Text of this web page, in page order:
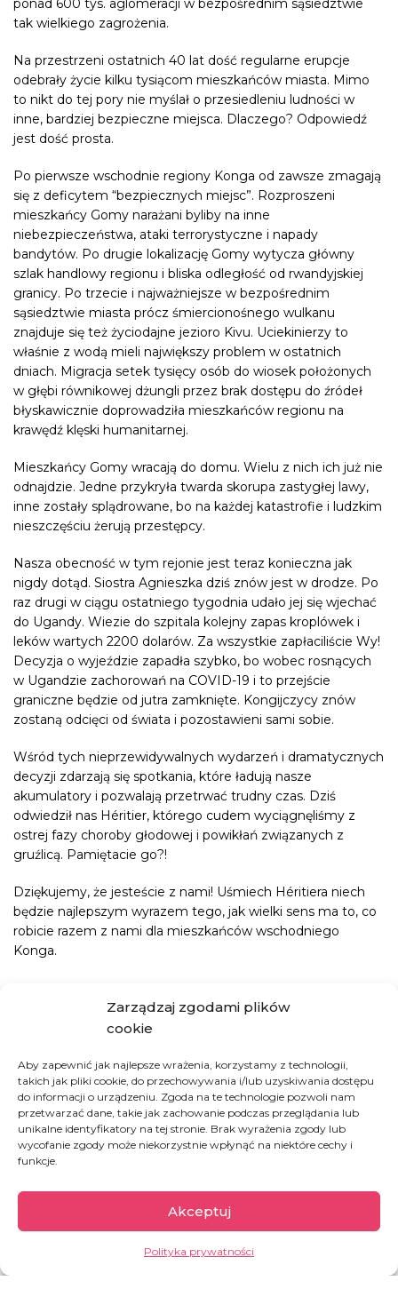
Zarządzaj zgodami plików
cookie
Aby zapewnić jak najlepsze wrażenia, korzystamy z technologii,
takich jak pliki cookie, do przechowywania i/lub uzyskiwania dostępu
do informacji o urządzeniu. Zgoda na te technologie pozwoli nam
przetwarzać dane, takie jak zachowanie podczas przeglądania lub
unikalne identyfikatory na tej stronie. Brak wyrażenia zgody lub
wycofanie zgody może niekorzystnie wpłynąć na niektóre cechy i
funkcje.
Akceptuj
Polityka prywatności
ponad 600 tys. aglomeracji w bezpośrednim sąsiedztwie
tak wielkiego zagrożenia.
Na przestrzeni ostatnich 40 lat dość regularne erupcje
odebrały życie kilku tysiącom mieszkańców miasta. Mimo
to nikt do tej pory nie myślał o przesiedleniu ludności w
inne, bardziej bezpieczne miejsca. Dlaczego? Odpowiedź
jest dość prosta.
Po pierwsze wschodnie regiony Konga od zawsze zmagają
się z deficytem “bezpiecznych miejsc”. Rozproszeni
mieszkańcy Gomy narażani byliby na inne
niebezpieczeństwa, ataki terrorystyczne i napady
bandytów. Po drugie lokalizację Gomy wytycza główny
szlak handlowy regionu i bliska odległość od rwandyjskiej
granicy. Po trzecie i najważniejsze w bezpośrednim
sąsiedztwie miasta prócz śmiercionośnego wulkanu
znajduje się też życiodajne jezioro Kivu. Uciekinierzy to
właśnie z wodą mieli największy problem w ostatnich
dniach. Migracja setek tysięcy osób do wiosek położonych
w głębi równikowej dżungli przez brak dostępu do źródeł
błyskawicznie doprowadziła mieszkańców regionu na
krawędź klęski humanitarnej.
Mieszkańcy Gomy wracają do domu. Wielu z nich ich już nie
odnajdzie. Jedne przykryła twarda skorupa zastygłej lawy,
inne zostały splądrowane, bo na każdej katastrofie i ludzkim
nieszczęściu żerują przestępcy.
Nasza obecność w tym rejonie jest teraz konieczna jak
nigdy dotąd. Siostra Agnieszka dziś znów jest w drodze. Po
raz drugi w ciągu ostatniego tygodnia udało jej się wjechać
do Ugandy. Wiezie do szpitala kolejny zapas kroplówek i
leków wartych 2200 dolarów. Za wszystkie zapłaciliście Wy!
Decyzja o wyjeździe zapadła szybko, bo wobec rosnących
w Ugandzie zachorowań na COVID-19 i to przejście
graniczne będzie od jutra zamknięte. Kongijczycy znów
zostaną odcięci od świata i pozostawieni sami sobie.
Wśród tych nieprzewidywalnych wydarzeń i dramatycznych
decyzji zdarzają się spotkania, które ładują nasze
akumulatory i pozwalają przetrwać trudny czas. Dziś
odwiedził nas Héritier, którego cudem wyciągnęliśmy z
ostrej fazy choroby głodowej i powikłań związanych z
gruźlicą. Pamiętacie go?!
Dziękujemy, że jesteście z nami! Uśmiech Héritiera niech
będzie najlepszym wyrazem tego, jak wielki sens ma to, co
robicie razem z nami dla mieszkańców wschodniego
Konga.
JAK MOŻESZ POMÓC:
ZAPEWNIJ POSIŁEK TERAPEUTYCZNY DLA
DZIECKA Z CHOROBĄ GŁODOWA
KONGU